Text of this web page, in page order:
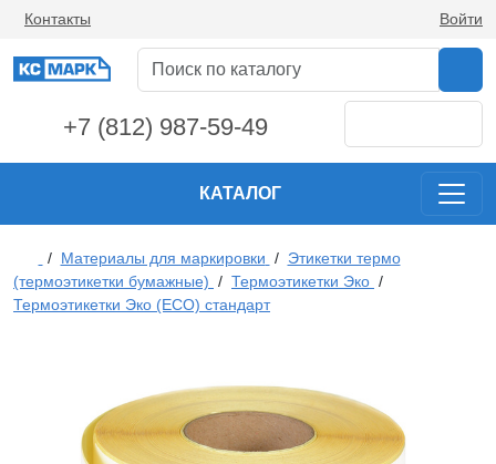
Контакты Войти
+7 (812) 987-59-49
КАТАЛОГ
/ Материалы для маркировки / Этикетки термо
(термоэтикетки бумажные) / Термоэтикетки Эко /
Термоэтикетки Эко (ECO) стандарт